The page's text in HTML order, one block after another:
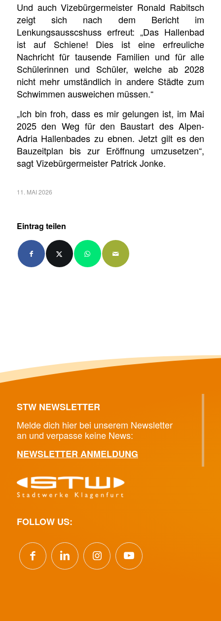
Und auch Vizebürgermeister Ronald Rabitsch
zeigt sich nach dem Bericht im
Lenkungsausscshuss erfreut: „Das Hallenbad
ist auf Schiene! Dies ist eine erfreuliche
Nachricht für tausende Familien und für alle
Schülerinnen und Schüler, welche ab 2028
nicht mehr umständlich in andere Städte zum
Schwimmen ausweichen müssen.“
„Ich bin froh, dass es mir gelungen ist, im Mai
2025 den Weg für den Baustart des Alpen-
Adria Hallenbades zu ebnen. Jetzt gilt es den
Bauzeitplan bis zur Eröffnung umzusetzen“,
sagt Vizebürgermeister Patrick Jonke.
11. MAI 2026
Eintrag teilen
STW NEWSLETTER
Melde dich hier bei unserem Newsletter
an und verpasse keine News:
NEWSLETTER ANMELDUNG
FOLLOW US: